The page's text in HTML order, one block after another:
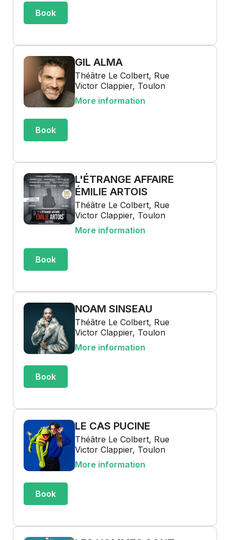
Book
GIL ALMA
Théâtre Le Colbert, Rue
Victor Clappier, Toulon
More information
Book
L'ÉTRANGE AFFAIRE
ÉMILIE ARTOIS
Théâtre Le Colbert, Rue
Victor Clappier, Toulon
More information
Book
NOAM SINSEAU
Théâtre Le Colbert, Rue
Victor Clappier, Toulon
More information
Book
LE CAS PUCINE
Théâtre Le Colbert, Rue
Victor Clappier, Toulon
More information
Book